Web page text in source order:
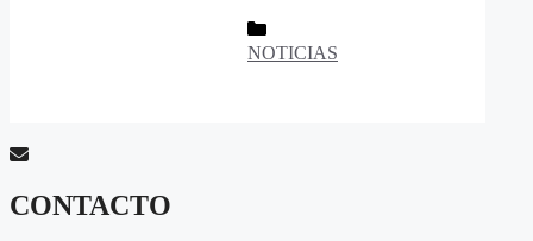
Categorías
NOTICIAS
CONTACTO